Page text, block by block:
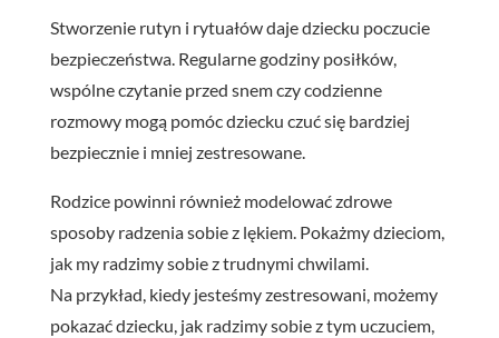
Stworzenie rutyn i rytuałów daje dziecku poczucie
bezpieczeństwa. Regularne godziny posiłków,
wspólne czytanie przed snem czy codzienne
rozmowy mogą pomóc dziecku czuć się bardziej
bezpiecznie i mniej zestresowane.
Rodzice powinni również modelować zdrowe
sposoby radzenia sobie z lękiem. Pokażmy dzieciom,
jak my radzimy sobie z trudnymi chwilami.
Na przykład, kiedy jesteśmy zestresowani, możemy
pokazać dziecku, jak radzimy sobie z tym uczuciem,